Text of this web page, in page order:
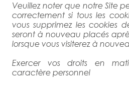
Veuillez noter que notre Site
correctement si tous les
vous supprimez les cookies
seront à nouveau placés
lorsque vous visiterez à
Exercer vos droits en
caractère personnel